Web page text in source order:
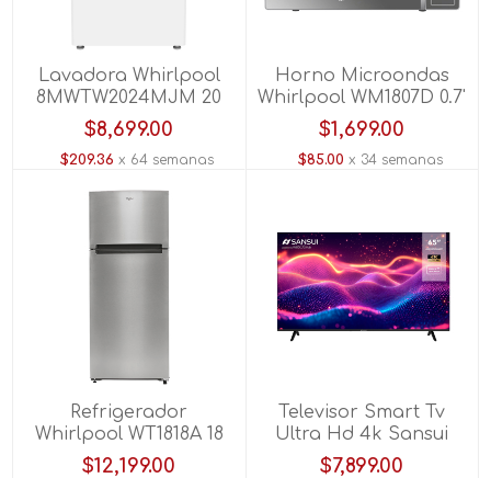
Lavadora Whirlpool
8MWTW2024MJM 20
kg Blanco
$8,699.00
$209.36 x 64 semanas
Horno Microondas
Whirlpool WM1807D 0.7'
Plata
$1,699.00
$85.00 x 34 semanas
Refrigerador
Whirlpool WT1818A 18
Pies A/inox.
$12,199.00
Televisor Smart Tv
Ultra Hd 4k Sansui
SMX65KAUW 65"
$7,899.00